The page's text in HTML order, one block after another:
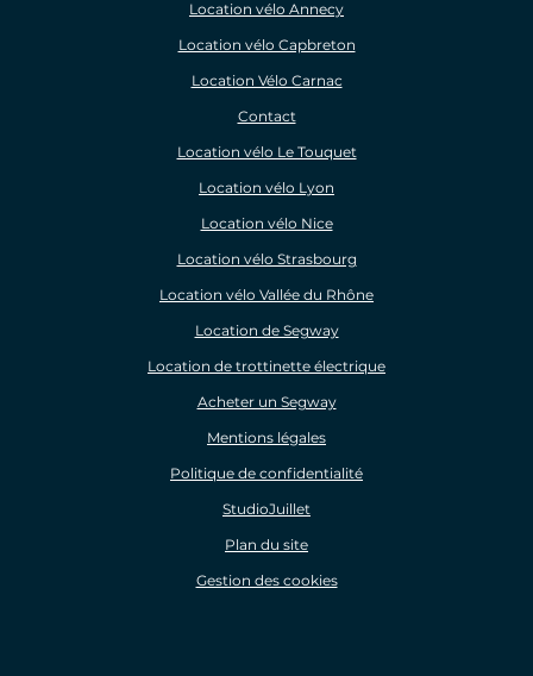
Location vélo Annecy
Location vélo Capbreton
Location Vélo Carnac
Contact
Location vélo Le Touquet
Location vélo Lyon
Location vélo Nice
Location vélo Strasbourg
Location vélo Vallée du Rhône
Location de Segway
Location de trottinette électrique
Acheter un Segway
Mentions légales
Politique de confidentialité
StudioJuillet
Plan du site
Gestion des cookies